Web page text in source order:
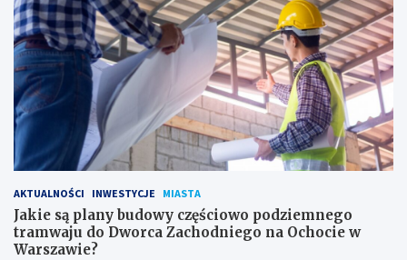
AKTUALNOŚCI INWESTYCJE MIASTA
Jakie są plany budowy częściowo podziemnego
tramwaju do Dworca Zachodniego na Ochocie w
Warszawie?